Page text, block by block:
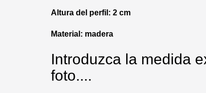
Altura del perfil: 2 cm
Material: madera
Introduzca la medida
foto....